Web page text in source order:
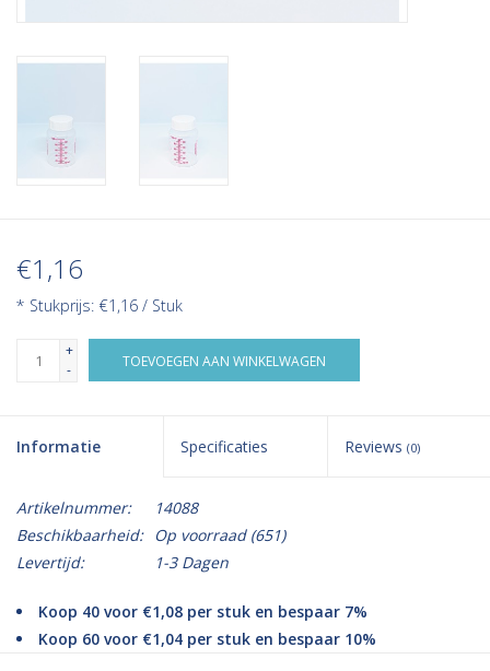
€1,16
* Stukprijs: €1,16 / Stuk
+
-
TOEVOEGEN AAN WINKELWAGEN
Informatie Specificaties Reviews (0)
Artikelnummer:
14088
Beschikbaarheid: Op voorraad(651)
Levertijd:
1-3 Dagen
Koop 40 voor €1,08 per stuk en bespaar 7%
Koop 60 voor €1,04 per stuk en bespaar 10%